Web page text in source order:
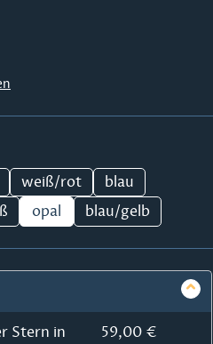
weiß/rot
blau
opal blau/gelb
Stern in
59,00 €